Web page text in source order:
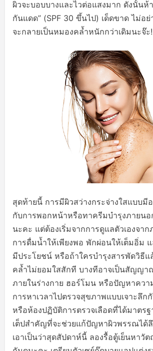
ผิวจะบอบบางและไวต่อแสงมาก ดังนั้นห้
กันแดด” (SPF 30 ขึ้นไป) เด็ดขาด ไม่อ
จะกลายเป็นหมองคล้ำหนักกว่าเดิมนะจ๊ะ!
สุดท้ายนี้ การมีผิวสว่างกระจ่างใสแบบมี
กับการพอกหน้าหรือทาครีมบำรุงภายนอก
นะคะ แต่ต้องเริ่มจากการดูแลตัวเองจาก
การดื่มน้ำให้เพียงพอ พักผ่อนให้เต็มอิ่ม
มีประโยชน์ หรือถ้าใครบำรุงสารพัดวิธีแ
คล้ำไม่ยอมใสสักที บางทีอาจเป็นสัญญา
ภายในร่างกาย ฮอร์โมน หรือปัญหาควา
การหาเวลาไปตรวจสุขภาพแบบเจาะลึก
หรือห้องปฏิบัติการตรวจเลือดที่ได้มาตร
เต็ปสำคัญที่จะช่วยแก้ปัญหาผิวพรรณได้
เอาเป็นว่าสุดสัปดาห์นี้ ลองรื้อตู้เย็นหาวั